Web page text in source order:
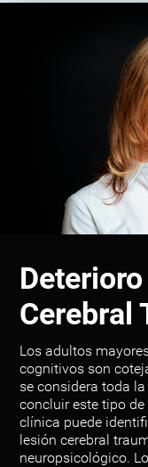
Cerebral
Los adultos
cognitivos son
se considera toda
concluir este tipo
clínica puede
lesión cerebral
neuropsicológico.